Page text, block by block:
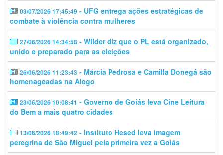
03/07/2026 17:45:49 - UFG entrega ações estratégicas de
combate à violência contra mulheres
27/06/2026 14:34:58 - Wilder diz que o PL está organizado,
unido e preparado para as eleições
26/06/2026 11:23:43 - Márcia Pedrosa e Camilla Donegá são
homenageadas na Alego
23/06/2026 10:08:41 - Governo de Goiás leva Cine Leitura
do Bem a mais quatro cidades
13/06/2026 18:49:42 - Instituto Hesed leva imagem
peregrina de São Miguel pela primeira vez a Goiás